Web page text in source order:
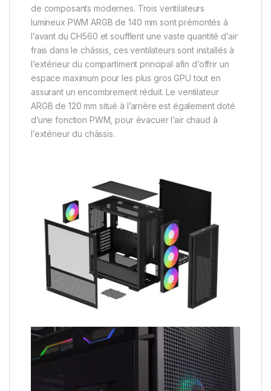
de composants modernes. Trois ventilateurs
lumineux PWM ARGB de 140 mm sont prémontés à
l’avant du CH560 et soufflent une vaste quantité d’air
frais dans le châssis, ces ventilateurs sont installés à
l’extérieur du compartiment principal afin d’offrir un
espace maximum pour les plus gros GPU tout en
assurant un encombrement réduit. Le ventilateur
ARGB de 120 mm situé à l’arrière est également doté
d’une fonction PWM, pour évacuer l’air chaud à
l’extérieur du châssis.